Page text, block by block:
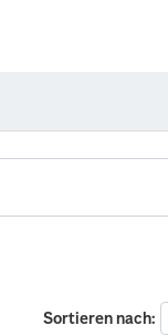
Sortieren nach